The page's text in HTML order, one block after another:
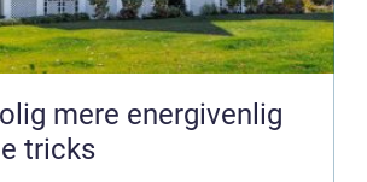
mere energivenlig
tricks